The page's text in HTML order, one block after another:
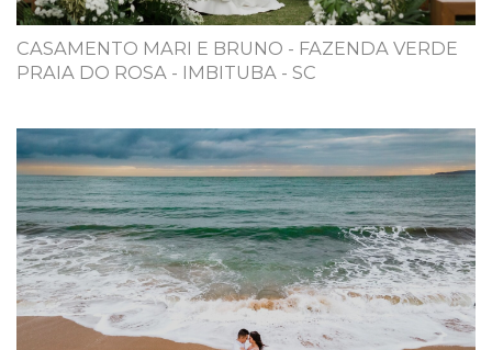
CASAMENTO MARI E BRUNO - FAZENDA VERDE
PRAIA DO ROSA - IMBITUBA - SC